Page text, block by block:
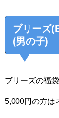
ブリーズ
(男の子)
ブリーズの福
5,000円の方は